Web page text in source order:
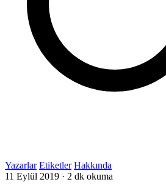
Yazarlar Etiketler Hakkında
11 Eylül 2019 · 2 dk okuma